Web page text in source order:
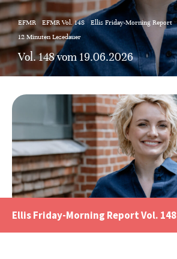
EFMR EFMR Vol. 148 Ellis Friday-Morning Report
12 Minuten Lesedauer
Vol. 148 vom 19.06.2026
Ellis Friday-Morning Report Vol. 148